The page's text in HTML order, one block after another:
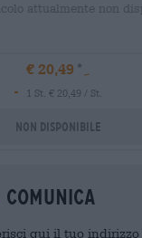
attualmente non
€ 20,49
-
1 St. € 20,49 / St.
Non disponibile
Comunica
qui il tuo indirizzo